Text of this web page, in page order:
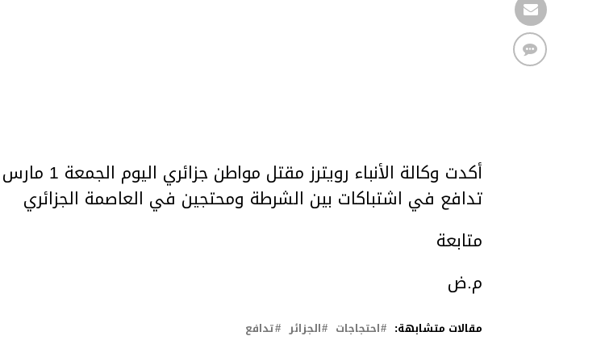
تدافع في اشتباكات بين الشرطة ومحتجين في العاصمة الجزائري
متابعة
م.ض
مقالات متشابهة: احتجاجات الجزائر تدافع